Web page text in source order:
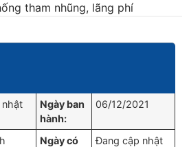
tham nhũng, lãng phí
Ngày ban
hành:
06/12/2021
Ngày có
Đang cập nhật